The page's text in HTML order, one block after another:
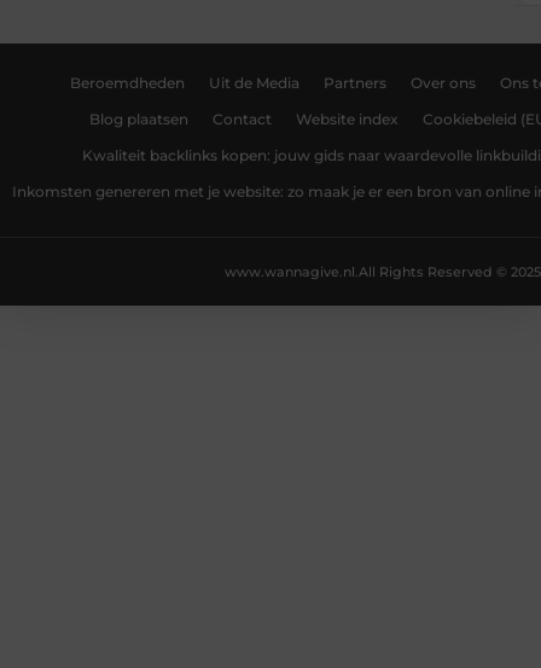
Beroemdheden Uit de Media Partners Over ons Ons
Blog plaatsen Contact Website index Cookiebeleid
Kwaliteit backlinks kopen: jouw gids naar waardevolle
Inkomsten genereren met je website: zo maak je er een bron van online
All Rights Reserved © 2025
www.wannagive.nl.